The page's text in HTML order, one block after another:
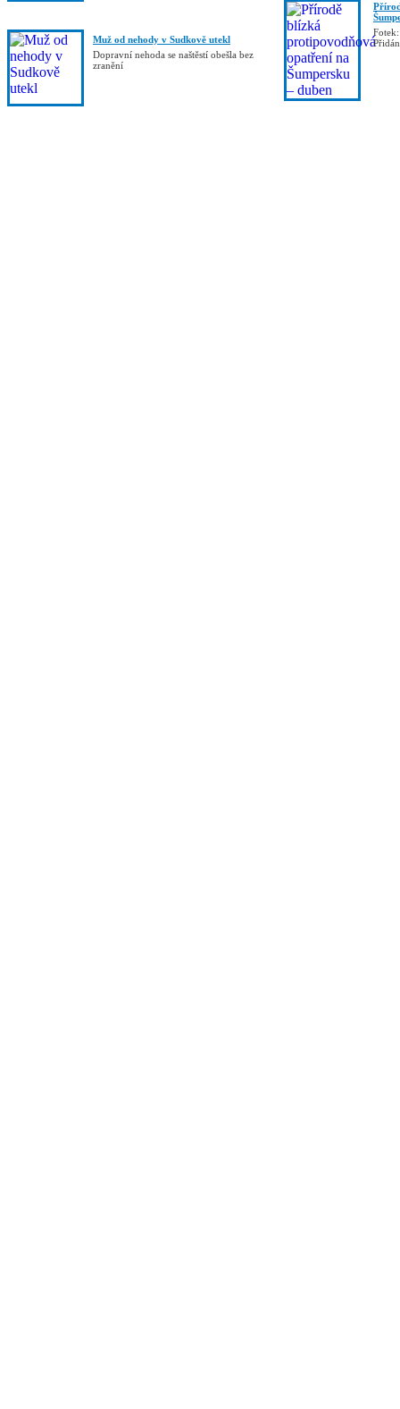
Muž od nehody v Sudkově utekl
Dopravní nehoda se naštěstí obešla bez
zranění